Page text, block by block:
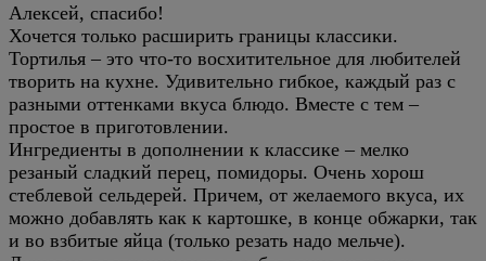
Алексей, спасибо!
Хочется только расширить границы классики.
Тортилья – это что-то восхитительное для любителей
творить на кухне. Удивительно гибкое, каждый раз с
разными оттенками вкуса блюдо. Вместе с тем –
простое в приготовлении.
Ингредиенты в дополнении к классике – мелко
резаный сладкий перец, помидоры. Очень хорош
стеблевой сельдерей. Причем, от желаемого вкуса, их
можно добавлять как к картошке, в конце обжарки, так
и во взбитые яйца (только резать надо мельче).